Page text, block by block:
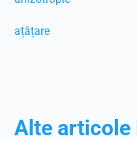
ațâțare
Alte articole